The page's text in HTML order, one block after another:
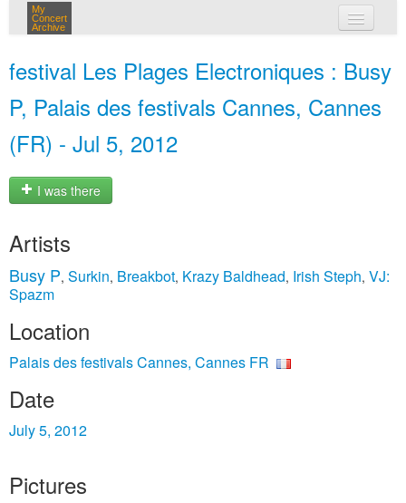
My
Concert
Archive
festival Les Plages Electroniques : Busy
P, Palais des festivals Cannes, Cannes
(FR) - Jul 5, 2012
I was there
Artists
Busy P, Surkin, Breakbot, Krazy Baldhead, Irish Steph, VJ:
Spazm
Location
Palais des festivals Cannes, Cannes FR
Date
July 5, 2012
Pictures